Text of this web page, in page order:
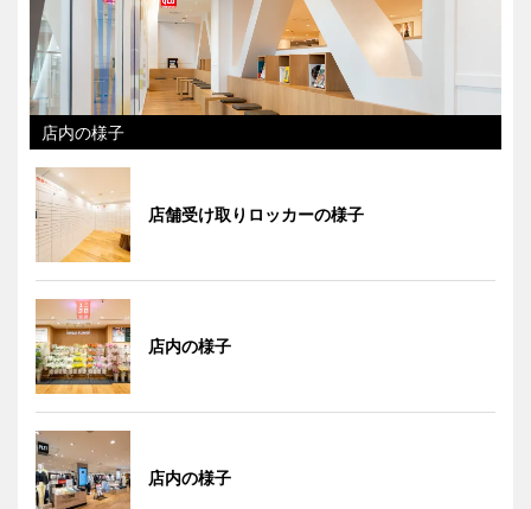
店内の様子
店舗受け取りロッカーの様子
店内の様子
店内の様子